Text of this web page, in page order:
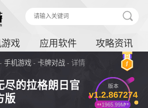
戏 应用软件 攻略资讯
-手机游戏 -卡牌对战 - 详情
尽的拉格朗日官
版
版本
v1.2.867274
1965.99M